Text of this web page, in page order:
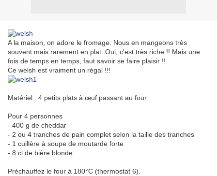
A la maison, on adore le fromage. Nous en mangeons très
souvent mais rarement en plat. Oui, c'est très riche !! Mais une
fois de temps en temps, faut savoir se faire plaisir !!
Ce welsh est vraiment un régal !!!
Matériel : 4 petits plats à œuf passant au four
Pour 4 personnes
- 400 g de cheddar
- 2 ou 4 tranches de pain complet selon la taille des tranches
- 1 cuillère à soupe de moutarde forte
- 8 cl de bière blonde
Préchauffez le four à 180°C (thermostat 6).